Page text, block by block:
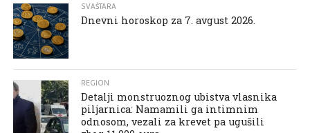
SVAŠTARA
Dnevni horoskop za 7. avgust 2026.
REGION
Detalji monstruoznog ubistva vlasnika
piljarnica: Namamili ga intimnim
odnosom, vezali za krevet pa ugušili